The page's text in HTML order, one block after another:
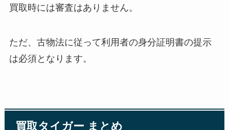
買取時には審査はありません。
ただ、古物法に従って利用者の身分証明書の提示
は必須となります。
買取タイガー まとめ